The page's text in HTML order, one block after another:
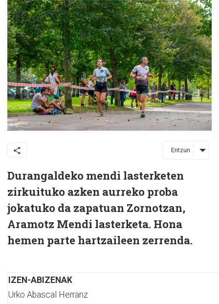
Entzun
Durangaldeko mendi lasterketen
zirkuituko azken aurreko proba
jokatuko da zapatuan Zornotzan,
Aramotz Mendi lasterketa. Hona
hemen parte hartzaileen zerrenda.
IZEN-ABIZENAK
Urko Abascal Herranz